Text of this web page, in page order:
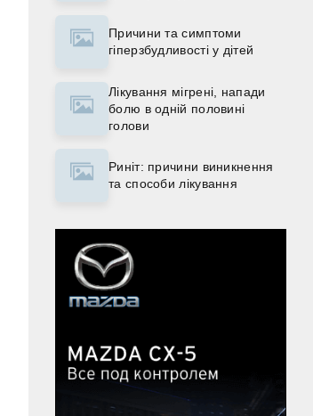
Причини та симптоми
гіперзбудливості у дітей
Лікування мігрені, напади
болю в одній половині
голови
Риніт: причини виникнення
та способи лікування